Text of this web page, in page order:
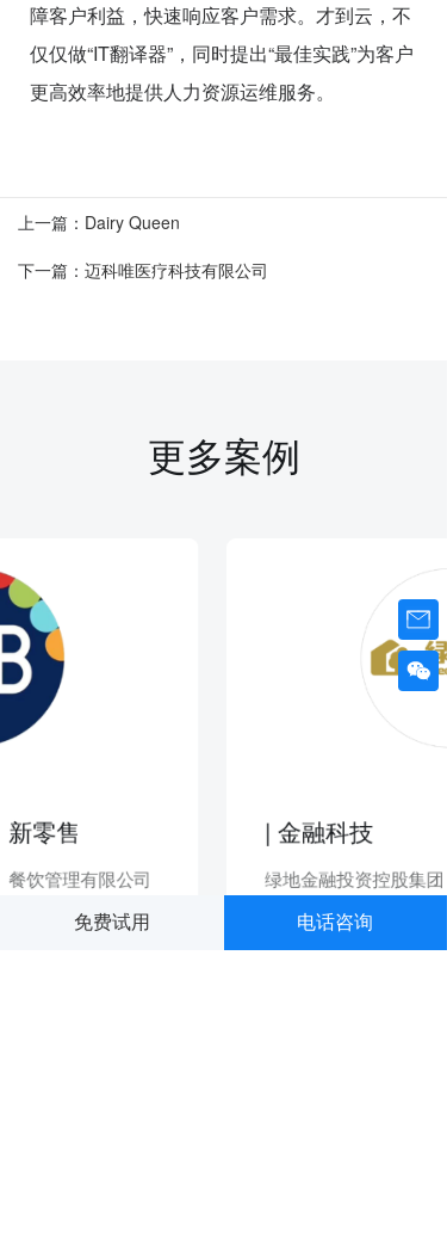
障客户利益，快速响应客户需求。才到云，不
仅仅做“IT翻译器”，同时提出“最佳实践”为客户
更高效率地提供人力资源运维服务。
上一篇： Dairy Queen
下一篇： 迈科唯医疗科技有限公司
更多案例
零售
饮管理有限公司
| 金融科技
绿地金融投资控股集团
电话咨询
免费试用